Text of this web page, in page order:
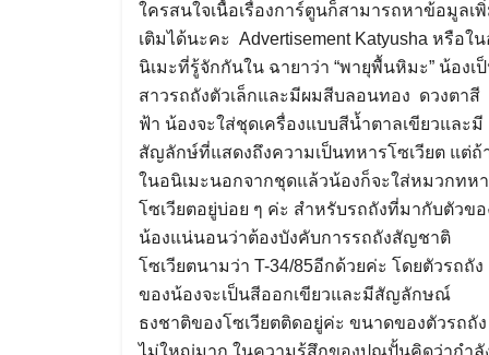
ใครสนใจเนื้อเรื่องการ์ตูนก็สามารถหาข้อมูลเ
เติมได้นะคะ Advertisement Katyusha หรือใน
นิเมะที่รู้จักกันใน ฉายาว่า “พายุพื้นหิมะ” น้องเ
สาวรถถังตัวเล็กและมีผมสีบลอนทอง ดวงตาสี
ฟ้า น้องจะใส่ชุดเครื่องแบบสีน้ำตาลเขียวและมี
สัญลักษ์ที่แสดงถึงความเป็นทหารโซเวียต แต่ถ้
ในอนิเมะนอกจากชุดแล้วน้องก็จะใส่หมวกทห
โซเวียตอยู่บ่อย ๆ ค่ะ สำหรับรถถังที่มากับตัวขอ
น้องแน่นอนว่าต้องบังคับการรถถังสัญชาติ
โซเวียตนามว่า T-34/85อีกด้วยค่ะ โดยตัวรถถัง
ของน้องจะเป็นสีออกเขียวและมีสัญลักษณ์
ธงชาติของโซเวียตติดอยู่ค่ะ ขนาดของตัวรถถัง
ไม่ใหญ่มาก ในความรู้สึกของปุณปั้นคิดว่ากำลั